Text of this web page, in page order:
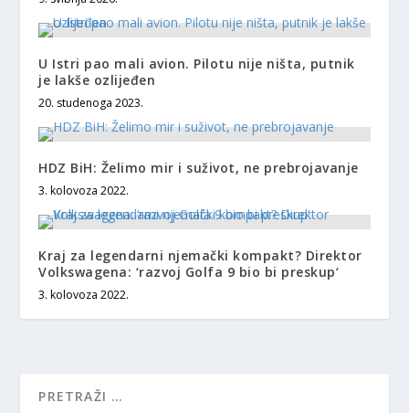
U Istri pao mali avion. Pilotu nije ništa, putnik
je lakše ozlijeđen
20. studenoga 2023.
HDZ BiH: Želimo mir i suživot, ne prebrojavanje
3. kolovoza 2022.
Kraj za legendarni njemački kompakt? Direktor
Volkswagena: ‘razvoj Golfa 9 bio bi preskup‘
3. kolovoza 2022.